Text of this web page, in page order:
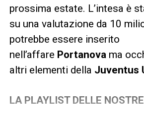
prossima estate. L’intesa è
su una valutazione da 10
potrebbe essere inserito
nell’affare Portanovama
altri elementi della Juventus
LA PLAYLIST DELLE